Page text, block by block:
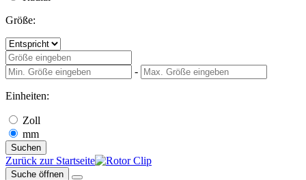
Größe:
-
Einheiten:
Zoll
mm
Suchen
Zurück zur Startseite
Suche öffnen